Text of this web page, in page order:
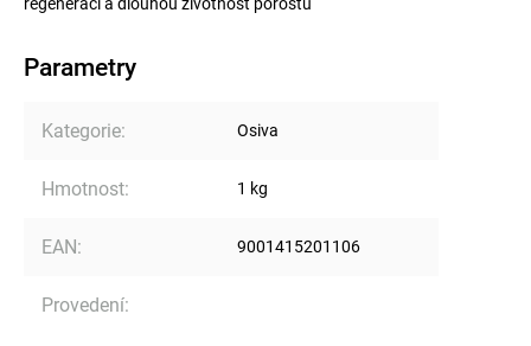
Parametry
Kategorie: Osiva
Hmotnost: 1 kg
EAN: 9001415201106
Provedení: